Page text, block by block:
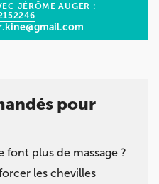
JÉRÔME AUGER :
pour
font plus de massage ?
les chevilles